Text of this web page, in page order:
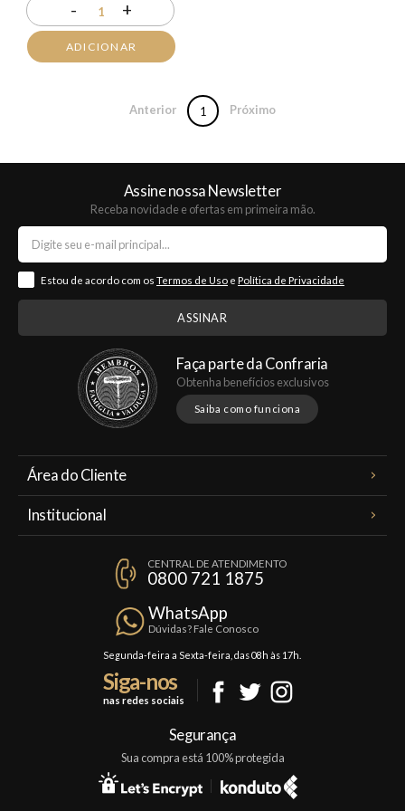
- 1 +
ADICIONAR
Anterior 1 Próximo
Assine nossa Newsletter
Receba novidade e ofertas em primeira mão.
Estou de acordo com os Termos de Uso e Política de Privacidade
Faça parte da Confraria
Obtenha benefícios exclusivos
Saiba como funciona
Área do Cliente
Meus Pedidos
Institucional
A Famiglia Valduga
Política de Privacidade
Trocas e Devoluções
Formas de Pagamento
CENTRAL DE ATENDIMENTO
0800 721 1875
WhatsApp
Dúvidas? Fale Conosco
Segunda-feira a Sexta-feira, das 08h às 17h.
Siga-nos
nas redes sociais
Segurança
Sua compra está 100% protegida